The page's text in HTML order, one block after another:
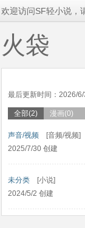
欢迎访问SF轻小说，
火袋
最后更新时间：2026/
全部(2) 漫画(0)
声音/视频 [音频/视频]
2025/7/30 创建
未分类 [小说]
2024/5/2 创建